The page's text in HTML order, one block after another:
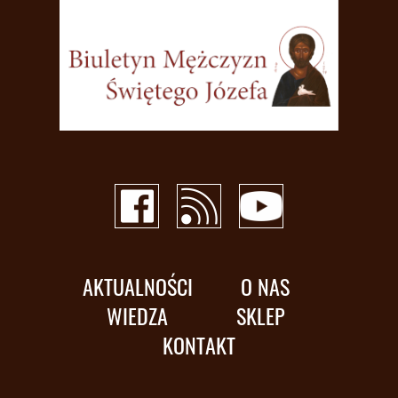
AKTUALNOŚCI
O NAS
WIEDZA
SKLEP
KONTAKT